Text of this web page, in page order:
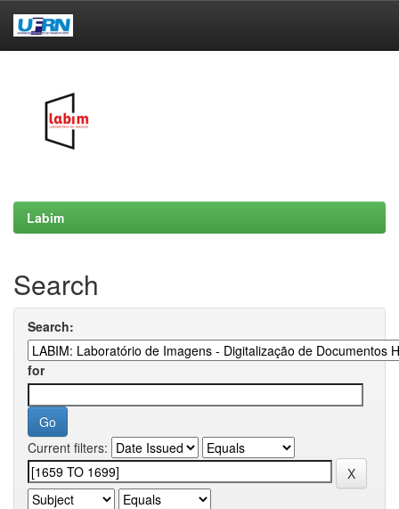
Labim
Search
Search:
for
Current filters: